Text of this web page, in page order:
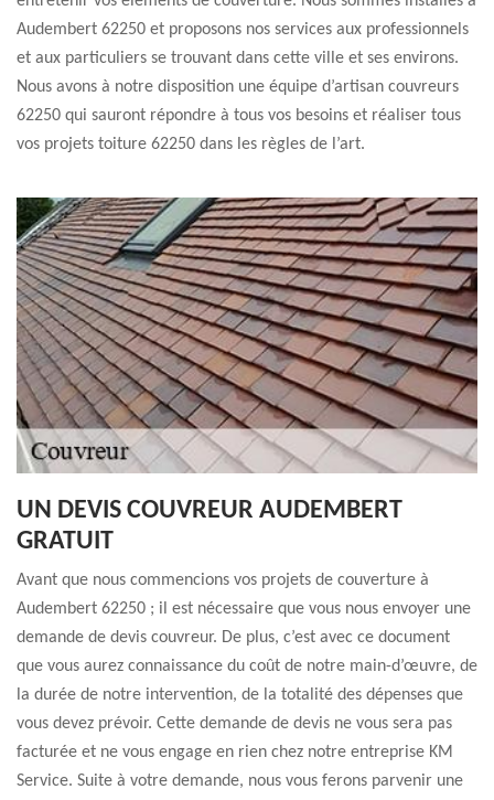
Audembert 62250 et proposons nos services aux professionnels
et aux particuliers se trouvant dans cette ville et ses environs.
Nous avons à notre disposition une équipe d’artisan couvreurs
62250 qui sauront répondre à tous vos besoins et réaliser tous
vos projets toiture 62250 dans les règles de l’art.
UN DEVIS COUVREUR AUDEMBERT
GRATUIT
Avant que nous commencions vos projets de couverture à
Audembert 62250 ; il est nécessaire que vous nous envoyer une
demande de devis couvreur. De plus, c’est avec ce document
que vous aurez connaissance du coût de notre main-d’œuvre, de
la durée de notre intervention, de la totalité des dépenses que
vous devez prévoir. Cette demande de devis ne vous sera pas
facturée et ne vous engage en rien chez notre entreprise KM
Service. Suite à votre demande, nous vous ferons parvenir une